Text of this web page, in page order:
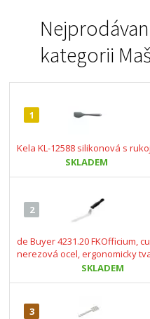
kategorii
1
Kela KL-12588 silikonová s
SKLADEM
2
de Buyer 4231.20 FKOfficium,
nerezová ocel, ergonomicky
SKLADEM
3